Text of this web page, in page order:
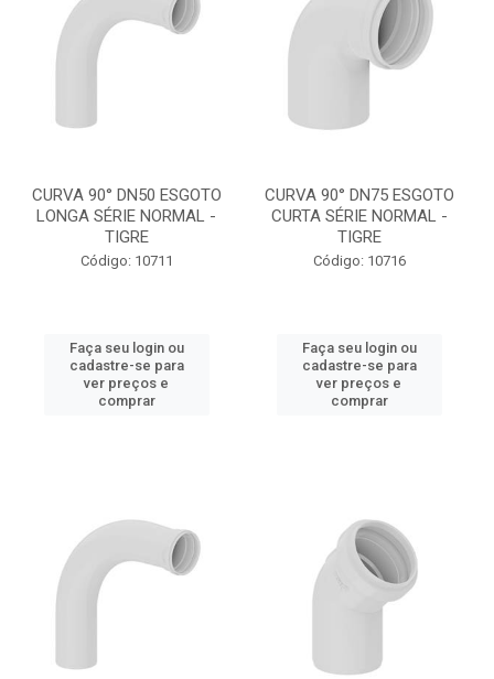
CURVA 90° DN50 ESGOTO
LONGA SÉRIE NORMAL -
TIGRE
Código: 10711
Faça seu login ou
cadastre-se para
ver preços e
comprar
CURVA 90° DN75 ESGOTO
CURTA SÉRIE NORMAL -
TIGRE
Código: 10716
Faça seu login ou
cadastre-se para
ver preços e
comprar